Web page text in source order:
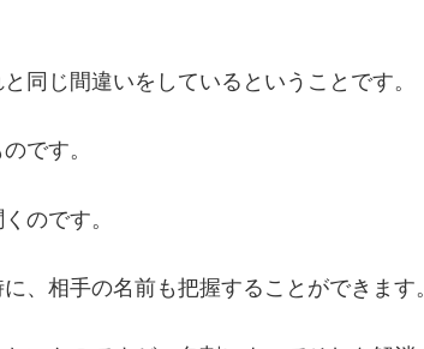
同じ間違いをしているということです。
です。
のです。
、相手の名前も把握することができます。